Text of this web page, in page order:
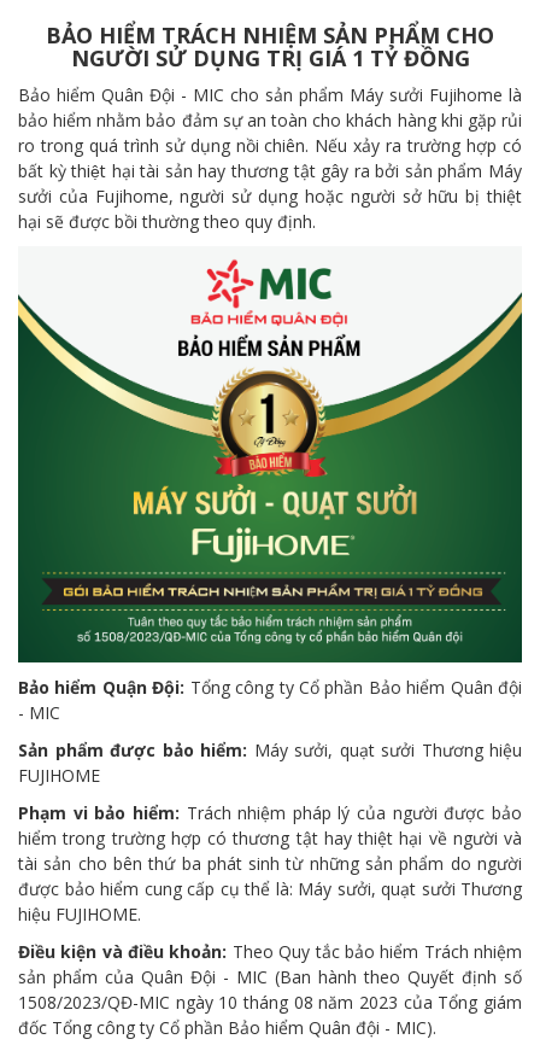
BẢO HIỂM TRÁCH NHIỆM SẢN PHẨM CHO
NGƯỜI SỬ DỤNG TRỊ GIÁ 1 TỶ ĐỒNG
Bảo hiểm Quân Đội - MIC cho sản phẩm Máy sưởi Fujihome là
bảo hiểm nhằm bảo đảm sự an toàn cho khách hàng khi gặp rủi
ro trong quá trình sử dụng nồi chiên. Nếu xảy ra trường hợp có
bất kỳ thiệt hại tài sản hay thương tật gây ra bởi sản phẩm Máy
sưởi của Fujihome, người sử dụng hoặc người sở hữu bị thiệt
hại sẽ được bồi thường theo quy định.
Bảo hiểm Quận Đội: Tổng công ty Cổ phần Bảo hiểm Quân đội
- MIC
Sản phẩm được bảo hiểm: Máy sưởi, quạt sưởi Thương hiệu
FUJIHOME
Phạm vi bảo hiểm: Trách nhiệm pháp lý của người được bảo
hiểm trong trường hợp có thương tật hay thiệt hại về người và
tài sản cho bên thứ ba phát sinh từ những sản phẩm do người
được bảo hiểm cung cấp cụ thể là: Máy sưởi, quạt sưởi Thương
hiệu FUJIHOME.
Điều kiện và điều khoản: Theo Quy tắc bảo hiểm Trách nhiệm
sản phẩm của Quân Đội - MIC (Ban hành theo Quyết định số
1508/2023/QĐ-MIC ngày 10 tháng 08 năm 2023 của Tổng giám
đốc Tổng công ty Cổ phần Bảo hiểm Quân đội - MIC).